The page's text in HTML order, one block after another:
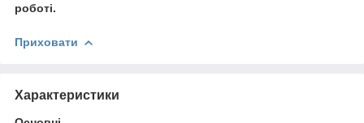
роботі.
Приховати
Характеристики